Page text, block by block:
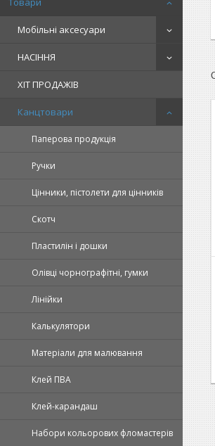
Мобільні аксесуари
НАСІННЯ
ХІТ ПРОДАЖІВ
Канцтовари
Паперова продукція
Ручки
Цінники, пістолети для цінників
Скотч
Пластилін і дошки
Олівці чорнографітні, гумки
Лінійки
Калькулятори
Матеріали для малювання
Клей ПВА
Клей-карандаш
Набори кольорових фломастерів